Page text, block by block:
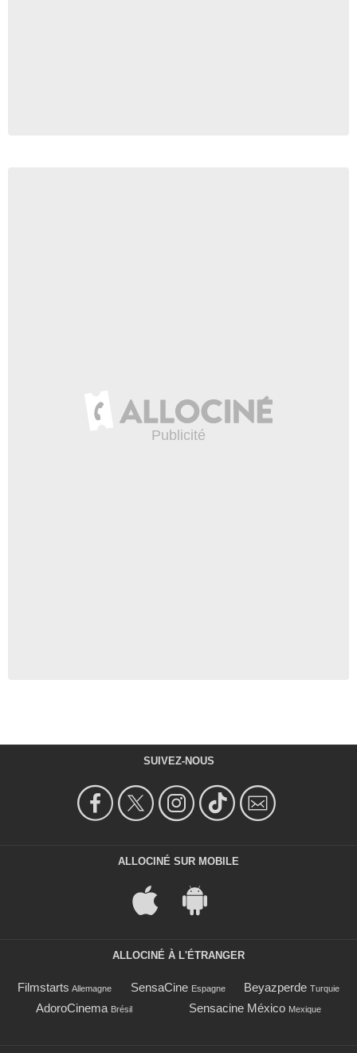
SUIVEZ-NOUS
ALLOCINÉ SUR MOBILE
ALLOCINÉ À L'ÉTRANGER
Filmstarts Allemagne SensaCine Espagne Beyazperde Turquie
AdoroCinema Brésil Sensacine México Mexique